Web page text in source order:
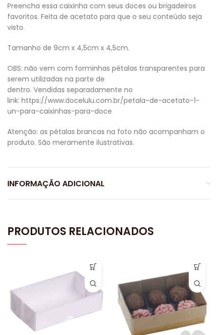
Preencha essa caixinha com seus doces ou brigadeiros
favoritos. Feita de acetato para que o seu conteúdo seja
visto.
Tamanho de 9cm x 4,5cm x 4,5cm.
OBS: não vem com forminhas pétalas transparentes para
serem utilizadas na parte de
dentro. Vendidas separadamente no
link: https://www.docelulu.com.br/petala-de-acetato-1-
un-para-caixinhas-para-doce
Atenção: as pétalas brancas na foto não acompanham o
produto. São meramente ilustrativas.
INFORMAÇÃO ADICIONAL
PRODUTOS RELACIONADOS